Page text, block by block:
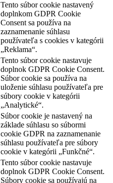
Tento súbor cookie nastavený
doplnkom GDPR Cookie
Consent sa používa na
zaznamenanie súhlasu
používateľa s cookies v kategórii
„Reklama“.
Tento súbor cookie nastavuje
doplnok GDPR Cookie Consent.
Súbor cookie sa používa na
uloženie súhlasu používateľa pre
súbory cookie v kategórii
„Analytické“.
Súbor cookie je nastavený na
základe súhlasu so súbormi
cookie GDPR na zaznamenanie
súhlasu používateľa pre súbory
cookie v kategórii „Funkčné“.
Tento súbor cookie nastavuje
doplnok GDPR Cookie Consent.
Súbory cookie sa používajú na